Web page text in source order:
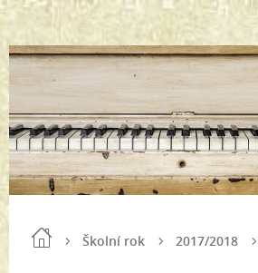
Školní rok 2017/2018